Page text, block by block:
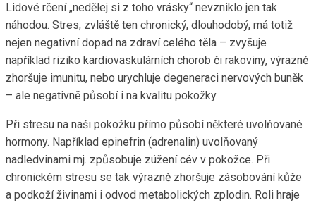
Lidové rčení „nedělej si z toho vrásky“ nevzniklo jen tak
náhodou. Stres, zvláště ten chronický, dlouhodobý, má totiž
nejen negativní dopad na zdraví celého těla – zvyšuje
například riziko kardiovaskulárních chorob či rakoviny, výrazně
zhoršuje imunitu, nebo urychluje degeneraci nervových buněk
– ale negativně působí i na kvalitu pokožky.
Při stresu na naši pokožku přímo působí některé uvolňované
hormony. Například epinefrin (adrenalin) uvolňovaný
nadledvinami mj. způsobuje zúžení cév v pokožce. Při
chronickém stresu se tak výrazně zhoršuje zásobování kůže
a podkoží živinami i odvod metabolických zplodin. Roli hraje